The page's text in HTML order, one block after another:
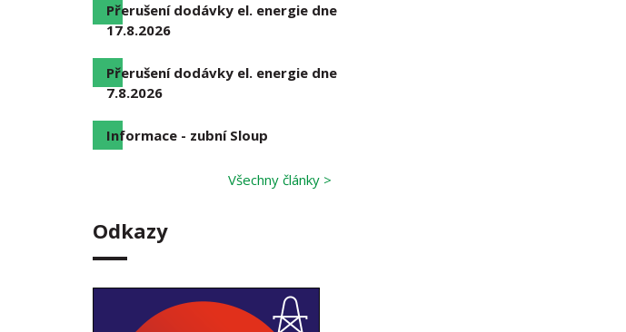
Přerušení dodávky el. energie dne
17.8.2026
Přerušení dodávky el. energie dne
7.8.2026
Informace - zubní Sloup
Všechny články >
Odkazy